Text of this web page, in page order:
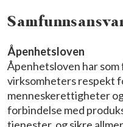
Åpenhetsloven
Åpenhetsloven har som
virksomheters respekt
menneskerettigheter
forbindelse med